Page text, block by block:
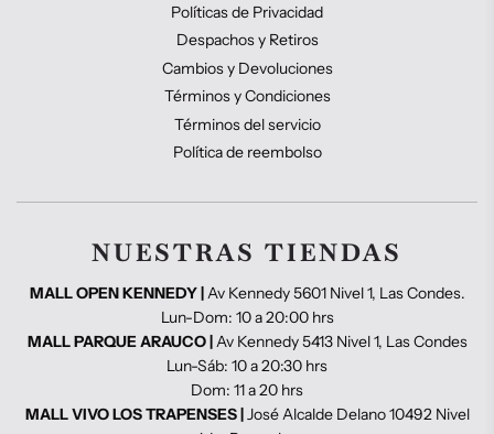
Políticas de Privacidad
Despachos y Retiros
Cambios y Devoluciones
Términos y Condiciones
Términos del servicio
Política de reembolso
NUESTRAS TIENDAS
MALL OPEN KENNEDY |Av Kennedy 5601 Nivel 1, Las Condes.
Lun-Dom: 10 a 20:00 hrs
MALL PARQUE ARAUCO |Av Kennedy 5413 Nivel 1, Las Condes
Lun-Sáb: 10 a 20:30 hrs
Dom: 11 a 20 hrs
MALL VIVO LOS TRAPENSES |José Alcalde Delano 10492 Nivel